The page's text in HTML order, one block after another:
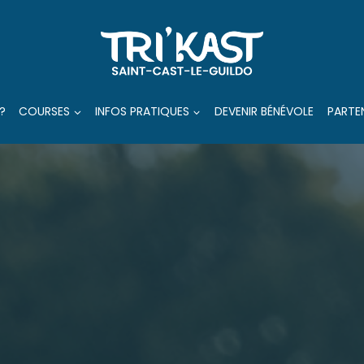
COURSES INFOS PRATIQUES DEVENIR BÉNÉVOLE